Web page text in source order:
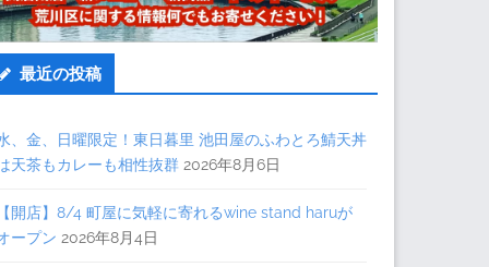
最近の投稿
、金、日曜限定！東日暮里 池田屋のふわとろ鯖天丼
天茶もカレーも相性抜群 2026年8月6日
開店】8/4 町屋に気軽に寄れるwine stand haruが
ープン 2026年8月4日